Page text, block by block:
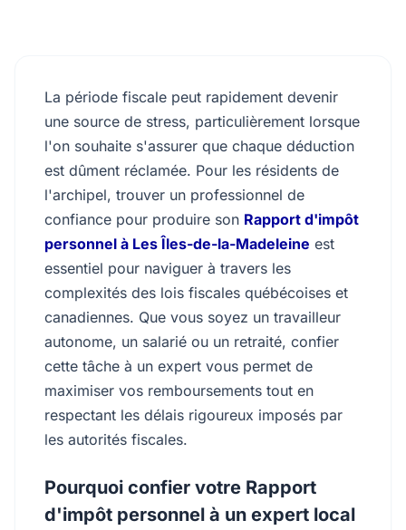
La période fiscale peut rapidement devenir
une source de stress, particulièrement lorsque
l'on souhaite s'assurer que chaque déduction
est dûment réclamée. Pour les résidents de
l'archipel, trouver un professionnel de
confiance pour produire son Rapport d'impôt
personnel à Les Îles-de-la-Madeleine est
essentiel pour naviguer à travers les
complexités des lois fiscales québécoises et
canadiennes. Que vous soyez un travailleur
autonome, un salarié ou un retraité, confier
cette tâche à un expert vous permet de
maximiser vos remboursements tout en
respectant les délais rigoureux imposés par
les autorités fiscales.
Pourquoi confier votre Rapport
d'impôt personnel à un expert local